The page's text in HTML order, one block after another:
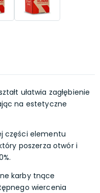
ułatwia zagłębienie
na estetyczne
części elementu
poszerza otwór i
karby tnące
wiercenia